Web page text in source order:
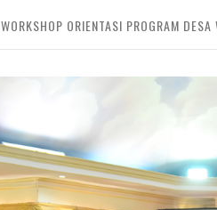
WORKSHOP ORIENTASI PROGRAM